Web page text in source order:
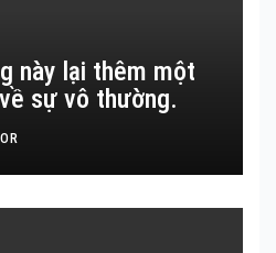
này lại thêm một
sự vô thường.